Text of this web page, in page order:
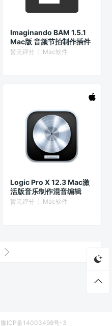
Imaginando BAM 1.5.1
Mac版 音频节拍制作插件
暂无评分 Mac软件
Logic Pro X 12.3 Mac激
活版音乐制作混音编辑
暂无评分 Mac软件
豫ICP备14003498号-3